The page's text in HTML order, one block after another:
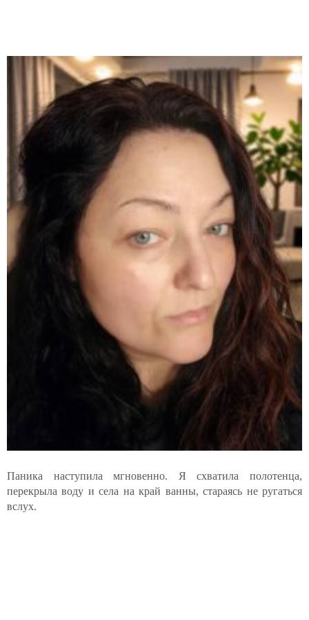
Паника наступила мгновенно. Я схватила полотенца,
перекрыла воду и села на край ванны, стараясь не ругаться
вслух.